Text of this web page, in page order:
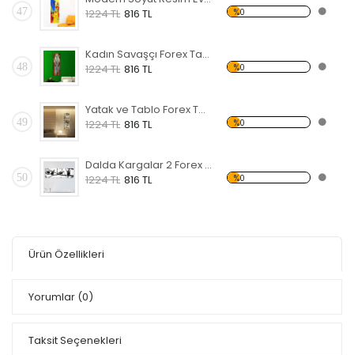
47
1224 TL 816 TL %0
48
Kadın Savaşçı Forex Tablo
1224 TL 816 TL %0
49
Yatak ve Tablo Forex Tablo
1224 TL 816 TL %0
50
Dalda Kargalar 2 Forex Tablo
1224 TL 816 TL %0
Ürün Özellikleri
Yorumlar (0)
Taksit Seçenekleri